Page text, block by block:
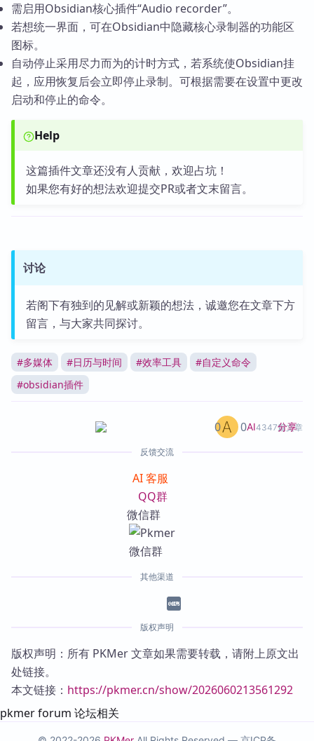
需启用Obsidian核心插件“Audio recorder”。
若想统一界面，可在Obsidian中隐藏核心录制器的功能区
图标。
自动停止采用尽力而为的计时方式，若系统使Obsidian挂
起，应用恢复后会立即停止录制。可根据需要在设置中更改
启动和停止的命令。
Help
这篇插件文章还没有人贡献，欢迎占坑！
如果您有好的想法欢迎提交PR或者文末留言。
讨论
若阁下有独到的见解或新颖的想法，诚邀您在文章下方
留言，与大家共同探讨。
#多媒体 #日历与时间 #效率工具 #自定义命令
#obsidian插件
AI4347篇文章
0 0 分享
反馈交流
AI 客服
QQ群
微信群
其他渠道
版权声明
版权声明：所有 PKMer 文章如果需要转载，请附上原文出
处链接。
本文链接： https://pkmer.cn/show/2026060213561292
pkmer forum 论坛相关